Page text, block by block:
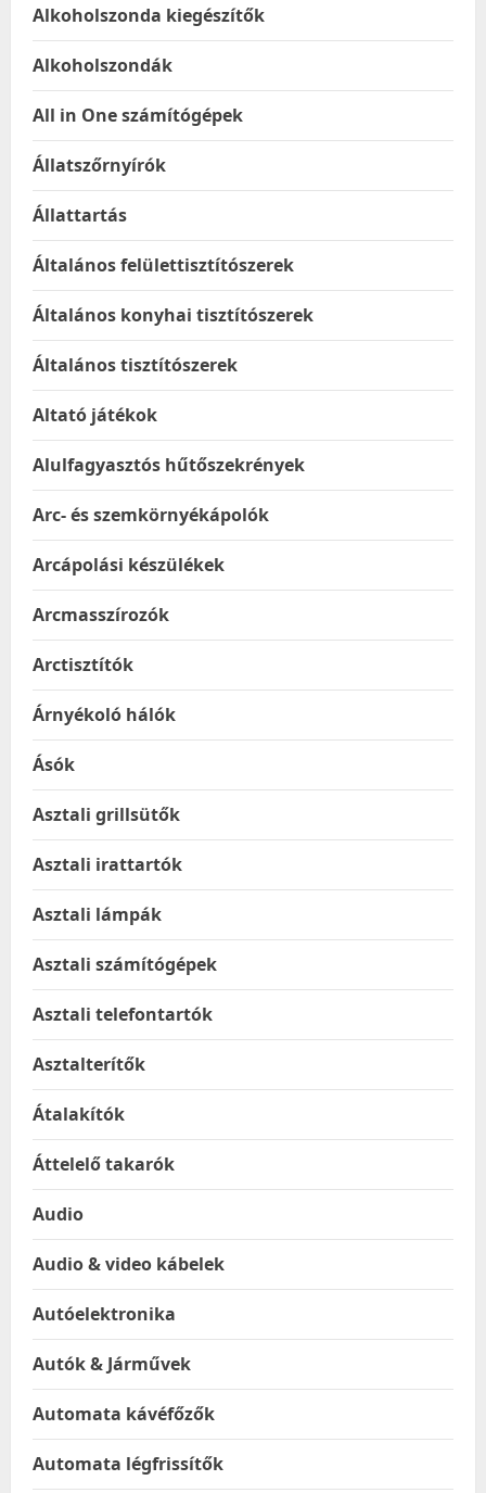
Alkoholszonda kiegészítők
Alkoholszondák
All in One számítógépek
Állatszőrnyírók
Állattartás
Általános felülettisztítószerek
Általános konyhai tisztítószerek
Általános tisztítószerek
Altató játékok
Alulfagyasztós hűtőszekrények
Arc- és szemkörnyékápolók
Arcápolási készülékek
Arcmasszírozók
Arctisztítók
Árnyékoló hálók
Ásók
Asztali grillsütők
Asztali irattartók
Asztali lámpák
Asztali számítógépek
Asztali telefontartók
Asztalterítők
Átalakítók
Áttelelő takarók
Audio
Audio & video kábelek
Autóelektronika
Autók & Járművek
Automata kávéfőzők
Automata légfrissítők